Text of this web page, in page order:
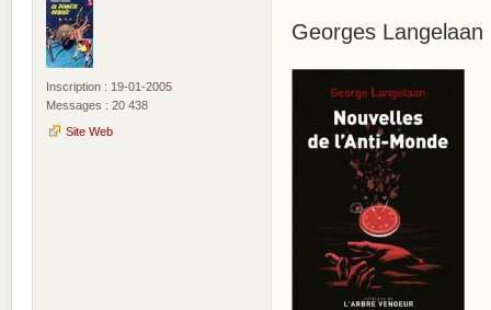
Inscription : 19-01-2005
Messages : 20 438
Site Web
Georges